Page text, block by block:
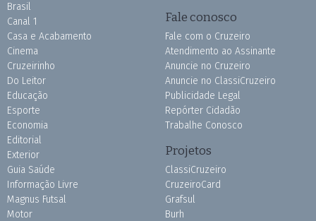
Brasil
Canal 1
Casa e Acabamento
Cinema
Cruzeirinho
Do Leitor
Educação
Esporte
Economia
Editorial
Exterior
Guia Saúde
Informação Livre
Magnus Futsal
Motor
Fale conosco
Fale com o Cruzeiro
Atendimento ao Assinante
Anuncie no Cruzeiro
Anuncie no ClassiCruzeiro
Publicidade Legal
Repórter Cidadão
Trabalhe Conosco
Projetos
ClassiCruzeiro
CruzeiroCard
Grafsul
Burh